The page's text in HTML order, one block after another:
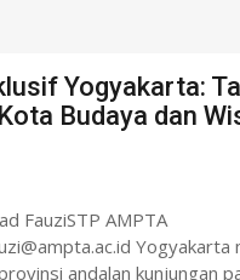
Yogyakarta:
Budaya dan
FauziSTP AMPTA
Yogyakarta
andalan kunjungan